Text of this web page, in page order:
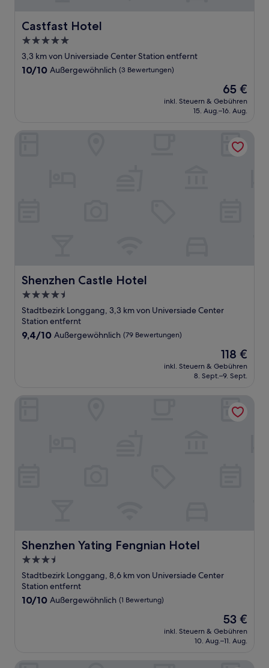
Castfast Hotel
Castfast Hotel
5.0-
Sterne-
Unterkunft
3,3 km von Universiade Center Station entfernt
10.0
10/10 Außergewöhnlich (3 Bewertungen)
Der
Preis
beträgt
65 €
inkl. Steuern & Gebühren
15. Aug.–16. Aug.
Shenzhen Castle Hotel
Shenzhen Castle Hotel
4.5-
Sterne-
Unterkunft
Stadtbezirk Longgang, 3,3 km von Universiade Center
Station entfernt
9.4
9,4/10 Außergewöhnlich (79 Bewertungen)
Der
Preis
beträgt
118 €
inkl. Steuern & Gebühren
8. Sept.–9. Sept.
Shenzhen Yating Fengnian Hotel
Shenzhen Yating Fengnian Hotel
3.5-
Sterne-
Unterkunft
Stadtbezirk Longgang, 8,6 km von Universiade Center
Station entfernt
10.0
10/10 Außergewöhnlich (1 Bewertung)
Der
Preis
beträgt
53 €
inkl. Steuern & Gebühren
10. Aug.–11. Aug.